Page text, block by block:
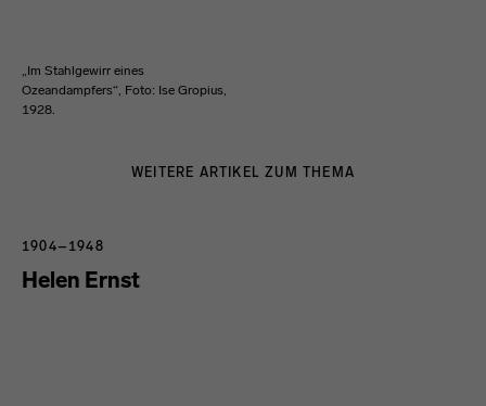
„Im Stahlgewirr eines
Ozeandampfers“, Foto: Ise Gropius,
1928.
WEITERE ARTIKEL ZUM THEMA
Helen Ernst
1904–1948